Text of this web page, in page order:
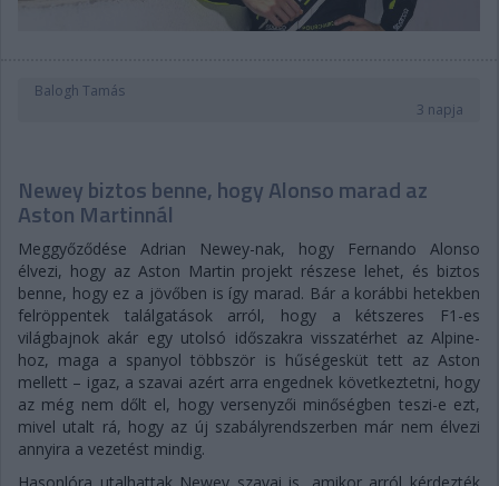
Balogh Tamás
3 napja
Newey biztos benne, hogy Alonso marad az
Aston Martinnál
Meggyőződése Adrian Newey-nak, hogy Fernando Alonso
élvezi, hogy az Aston Martin projekt részese lehet, és biztos
benne, hogy ez a jövőben is így marad. Bár a korábbi hetekben
felröppentek találgatások arról, hogy a kétszeres F1-es
világbajnok akár egy utolsó időszakra visszatérhet az Alpine-
hoz, maga a spanyol többször is hűségesküt tett az Aston
mellett – igaz, a szavai azért arra engednek következtetni, hogy
az még nem dőlt el, hogy versenyzői minőségben teszi-e ezt,
mivel utalt rá, hogy az új szabályrendszerben már nem élvezi
annyira a vezetést mindig.